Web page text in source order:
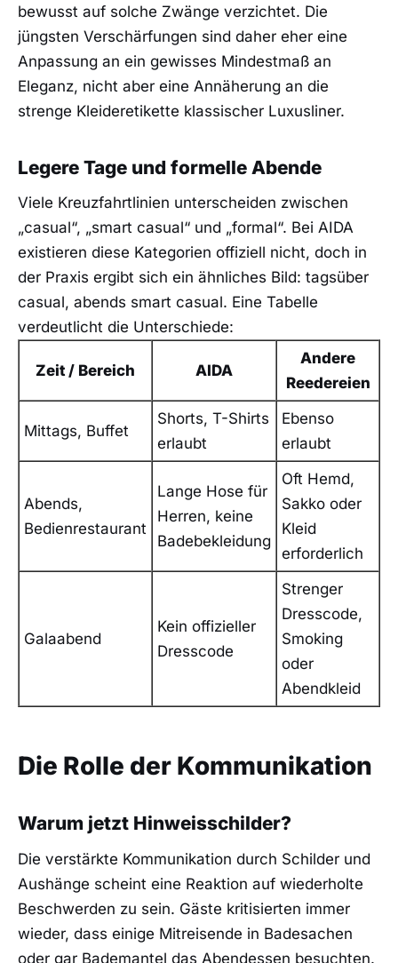
bewusst auf solche Zwänge verzichtet. Die
jüngsten Verschärfungen sind daher eher eine
Anpassung an ein gewisses Mindestmaß an
Eleganz, nicht aber eine Annäherung an die
strenge Kleideretikette klassischer Luxusliner.
Legere Tage und formelle Abende
Viele Kreuzfahrtlinien unterscheiden zwischen
„casual“, „smart casual“ und „formal“. Bei AIDA
existieren diese Kategorien offiziell nicht, doch in
der Praxis ergibt sich ein ähnliches Bild: tagsüber
casual, abends smart casual. Eine Tabelle
verdeutlicht die Unterschiede:
Zeit / Bereich AIDA
Andere
Reedereien
Mittags, Buffet
Shorts, T-Shirts
erlaubt
Ebenso
erlaubt
Abends,
Bedienrestaurant
Lange Hose für
Herren, keine
Badebekleidung
Oft Hemd,
Sakko oder
Kleid
erforderlich
Galaabend
Kein offizieller
Dresscode
Strenger
Dresscode,
Smoking
oder
Abendkleid
Die Rolle der Kommunikation
Warum jetzt Hinweisschilder?
Die verstärkte Kommunikation durch Schilder und
Aushänge scheint eine Reaktion auf wiederholte
Beschwerden zu sein. Gäste kritisierten immer
wieder, dass einige Mitreisende in Badesachen
oder gar Bademantel das Abendessen besuchten.